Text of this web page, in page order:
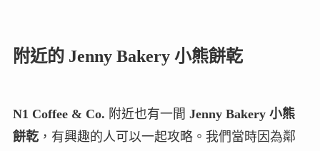
附近的 Jenny Bakery 小熊餅乾
N1 Coffee & Co. 附近也有一間 Jenny Bakery 小熊
餅乾，有興趣的人可以一起攻略。我們當時因為鄰